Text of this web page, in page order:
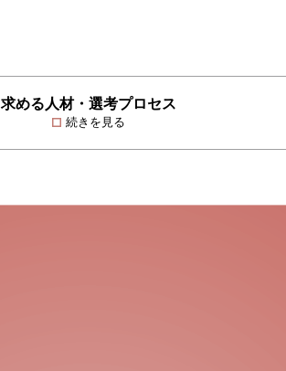
求める人材・選考プロセス
続きを見る